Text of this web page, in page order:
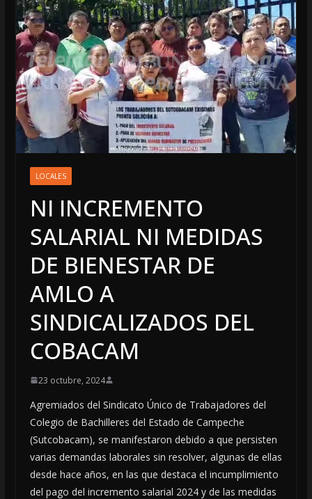
LOCALES
NI INCREMENTO
SALARIAL NI MEDIDAS
DE BIENESTAR DE
AMLO A
SINDICALIZADOS DEL
COBACAM
23 octubre, 2024
Agremiados del Sindicato Único de Trabajadores del
Colegio de Bachilleres del Estado de Campeche
(Sutcobacam), se manifestaron debido a que persisten
varias demandas laborales sin resolver, algunas de ellas
desde hace años, en las que destaca el incumplimiento
del pago del incremento salarial 2024 y de las medidas